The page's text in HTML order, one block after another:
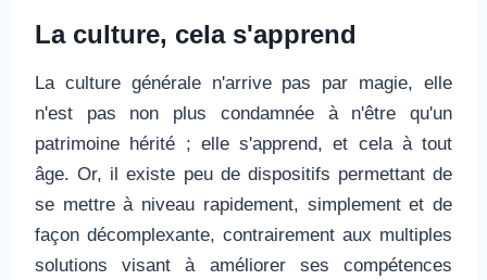
La culture, cela s'apprend
La culture générale n'arrive pas par magie, elle
n'est pas non plus condamnée à n'être qu'un
patrimoine hérité ; elle s'apprend, et cela à tout
âge. Or, il existe peu de dispositifs permettant de
se mettre à niveau rapidement, simplement et de
façon décomplexante, contrairement aux multiples
solutions visant à améliorer ses compétences